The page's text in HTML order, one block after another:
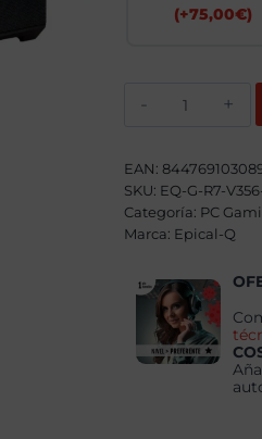
(+75,00€)
Ryzen
7
7800X3D,
32GB,
1TB
SSD
RTX
5070
+
Windows
11
Pro
EAN:
SKU: EQ-G-R7-
Categoría: PC
Marca: Epical-Q